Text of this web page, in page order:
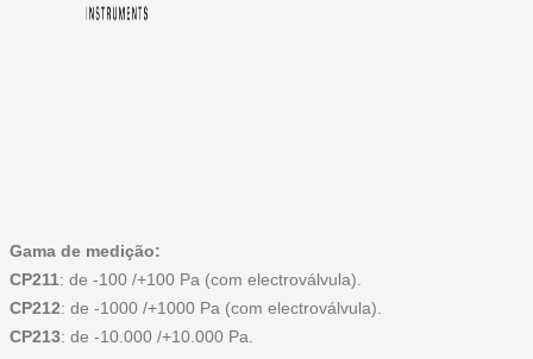
Gama de medição:
CP211: de -100 /+100 Pa (com electroválvula).
CP212: de -1000 /+1000 Pa (com electroválvula).
CP213: de -10.000 /+10.000 Pa.